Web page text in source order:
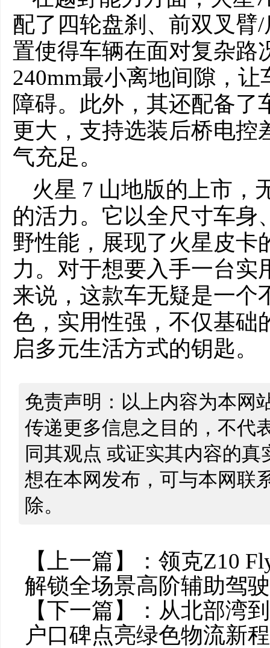
配了四轮盘刹、前双叉臂
置使得车辆在面对复杂路
240mm最小离地间隙，
障碍。此外，其还配备了
更大，支持选装后桥电控
气充足。
火星 7 山地版的上市，
的活力。它以全尺寸车身
野性能，展现了火星皮卡
力。对于想要入手一台实
来说，这款车无疑是一个
色，实用性强，不仅基础
启多元生活方式的钥匙。
免责声明：以上内容为本网
传递更多信息之目的，不代
同其观点 或证实其内容的
想在本网发布，可与本网联
除。
【上一篇】： 领克Z10
解锁全场景高阶辅助驾
【下一篇】： 从北部湾
户口碑点亮绿色物流新程